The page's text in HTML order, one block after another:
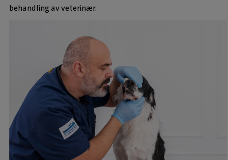
behandling av veterinær.